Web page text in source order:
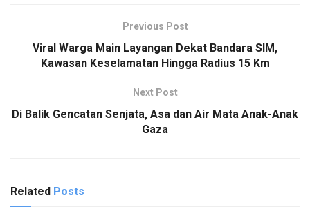
Previous Post
Viral Warga Main Layangan Dekat Bandara SIM,
Kawasan Keselamatan Hingga Radius 15 Km
Next Post
Di Balik Gencatan Senjata, Asa dan Air Mata Anak-Anak
Gaza
Related Posts